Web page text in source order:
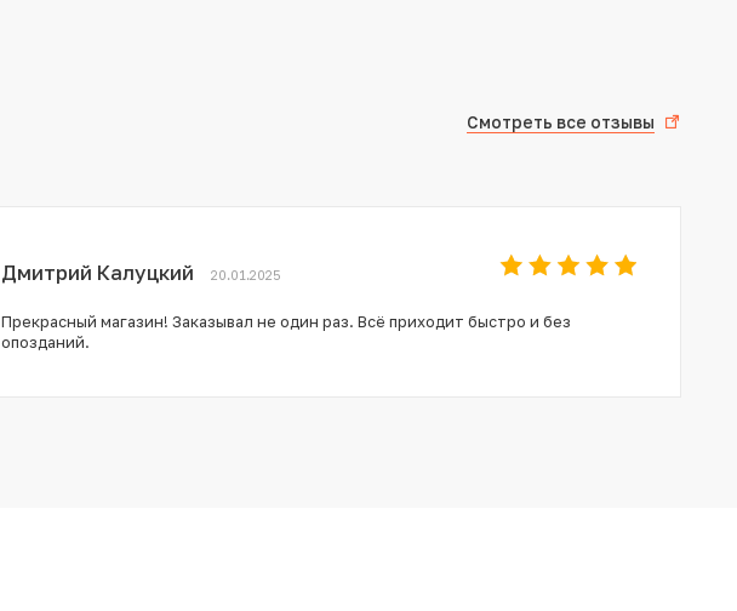
Смотреть все отзывы
Дмитрий Калуцкий 20.01.2025
Прекрасный магазин! Заказывал не один раз. Всё приходит быстро и без
опозданий.